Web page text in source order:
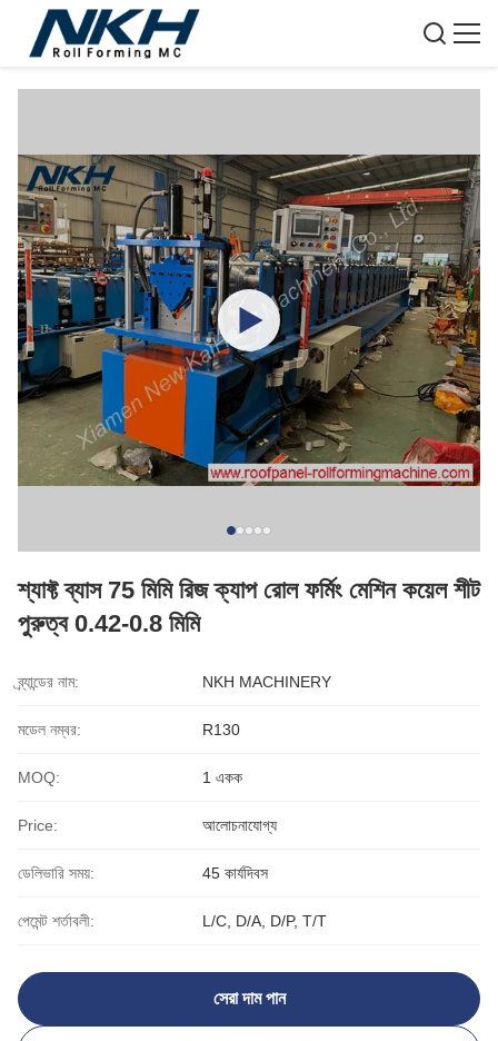
শ্যাফ্ট ব্যাস 75 মিমি রিজ ক্যাপ রোল ফর্মিং মেশিন কয়েল শীট
পুরুত্ব 0.42-0.8 মিমি
ব্র্যান্ডের নাম: NKH MACHINERY
মডেল নম্বর: R130
MOQ: 1 একক
Price: আলোচনাযোগ্য
ডেলিভারি সময়: 45 কার্যদিবস
পেমেন্ট শর্তাবলী: L/C, D/A, D/P, T/T
সেরা দাম পান